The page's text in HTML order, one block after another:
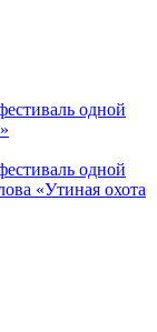
одной
одной
«Утиная охота